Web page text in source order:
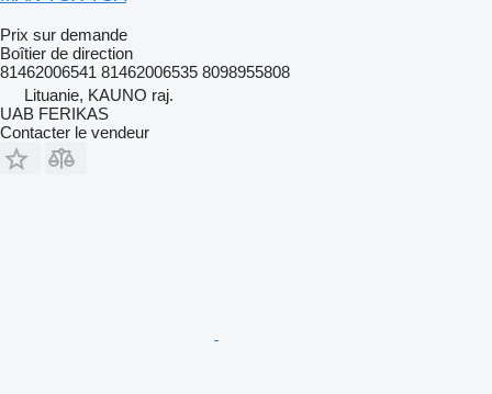
Prix sur demande
Boîtier de direction
81462006541 81462006535 8098955808
Lituanie, KAUNO raj.
UAB FERIKAS
Contacter le vendeur